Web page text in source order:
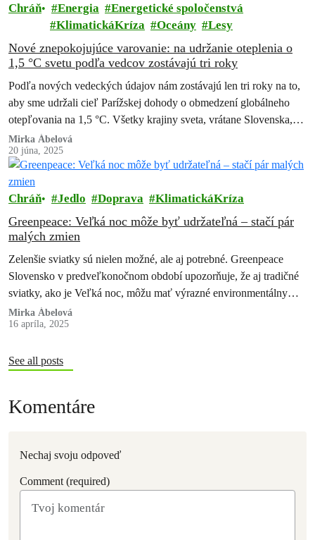
Chráň Energia
Energetické spoločenstvá
KlimatickáKríza
Oceány Lesy
Nové znepokojujúce varovanie: na udržanie oteplenia o
1,5 °C svetu podľa vedcov zostávajú tri roky
Podľa nových vedeckých údajov nám zostávajú len tri roky na to,
aby sme udržali cieľ Parížskej dohody o obmedzení globálneho
otepľovania na 1,5 °C. Všetky krajiny sveta, vrátane Slovenska,
musia…
Mirka Ábelová
20 júna, 2025
Chráň Jedlo Doprava KlimatickáKríza
Greenpeace: Veľká noc môže byť udržateľná – stačí pár
malých zmien
Zelenšie sviatky sú nielen možné, ale aj potrebné. Greenpeace
Slovensko v predveľkonočnom období upozorňuje, že aj tradičné
sviatky, ako je Veľká noc, môžu mať výrazné environmentálny
vplyv – od plytvania…
Mirka Ábelová
16 apríla, 2025
See all posts
Komentáre
Nechaj svoju odpoveď
Comment (required)